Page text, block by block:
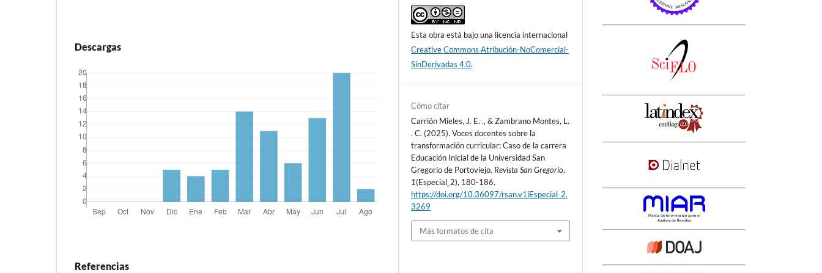
Descargas
Referencias
Esta obra está bajo una licencia internacional
Creative Commons Atribución-NoComercial-
SinDerivadas 4.0.
Cómo citar
Carrión Mieles, J. E. ., & Zambrano Montes, L.
. C. (2025). Voces docentes sobre la
transformación curricular: Caso de la carrera
Educación Inicial de la Universidad San
Gregorio de Portoviejo. Revista San Gregorio,
1(Especial_2), 180-186.
https://doi.org/10.36097/rsan.v1iEspecial_2.
3269
Más formatos de cita